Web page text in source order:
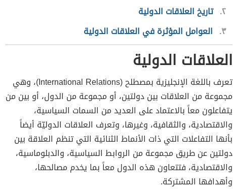
٢ تاريخ العلاقات الدولية
٣ العوامل المؤثرة في العلاقات الدولية
العلاقات الدولية
تعرف باللغة الإنجليزية بمصطلح (International Relations)، وهي
مجموعة من العلاقات بين دولتين، أو مجموعة من الدول، أو بين من
يتفاعلون معاً بالاعتماد على العديد من السمات السياسية،
والاقتصادية، والثقافية، وغيرها، وتعرف العلاقات الدوليّة أيضاً
بأنها التفاعلات التي ذات الأنماط الثنائية التي تنظم العلاقة بين
دولتين عن طريق مجموعة من الروابط السياسية، والدبلوماسية،
والاقتصادية، فتتعاون هذه الدول معاً بما يخدم مصالحها،
وأهدافها المشتركة.